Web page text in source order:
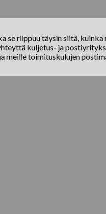
se riippuu täysin siitä,
kuljetus- ja
meille toimituskulujen